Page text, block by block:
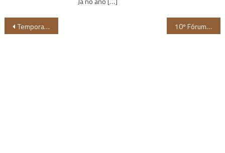
Navegação
Temporada 3 da série sul-africana Sangue e Água chega à Netflix 10º Fórum Brasil África 2022 inicia nesta terça-feira